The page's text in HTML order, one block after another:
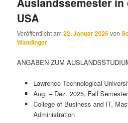
USA
Veröffentlicht am22. Januar 2026von
Wandinger
ANGABEN ZUM
Lawrence Technological
Aug. – Dez. 2025, Fall Semester
College of Business and IT,
Administration